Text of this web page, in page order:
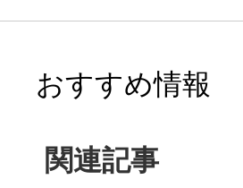
おすすめ情報
関連記事